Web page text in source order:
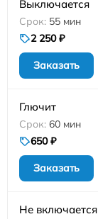
Выключается
55 мин
2 250 ₽
Заказать
Глючит
60 мин
650 ₽
Заказать
Не включается